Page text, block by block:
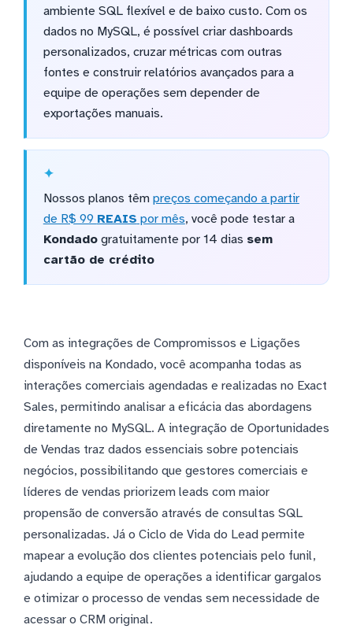
ambiente SQL flexível e de baixo custo. Com os
dados no MySQL, é possível criar dashboards
personalizados, cruzar métricas com outras
fontes e construir relatórios avançados para a
equipe de operações sem depender de
exportações manuais.
Nossos planos têm preços começando a partir
de R$ 99 REAIS por mês, você pode testar a
Kondadogratuitamente por 14 dias sem
cartão de crédito
Com as integrações de Compromissos e Ligações
disponíveis na Kondado, você acompanha todas as
interações comerciais agendadas e realizadas no Exact
Sales, permitindo analisar a eficácia das abordagens
diretamente no MySQL. A integração de Oportunidades
de Vendas traz dados essenciais sobre potenciais
negócios, possibilitando que gestores comerciais e
líderes de vendas priorizem leads com maior
propensão de conversão através de consultas SQL
personalizadas. Já o Ciclo de Vida do Lead permite
mapear a evolução dos clientes potenciais pelo funil,
ajudando a equipe de operações a identificar gargalos
e otimizar o processo de vendas sem necessidade de
acessar o CRM original.